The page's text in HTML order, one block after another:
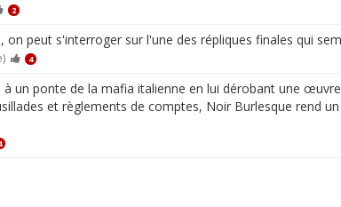
2
peut s'interroger sur l'une des répliques finales qui
4
un ponte de la mafia italienne en lui dérobant une
et règlements de comptes, Noir Burlesque rend